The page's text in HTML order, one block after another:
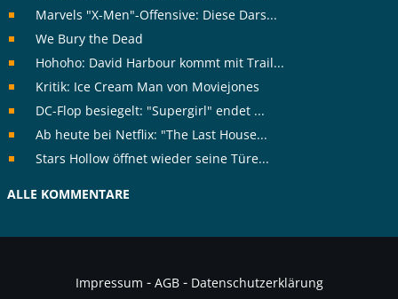
Marvels "X-Men"-Offensive: Diese Dars...
We Bury the Dead
Hohoho: David Harbour kommt mit Trail...
Kritik: Ice Cream Man von Moviejones
DC-Flop besiegelt: "Supergirl" endet ...
Ab heute bei Netflix: "The Last House...
Stars Hollow öffnet wieder seine Türe...
ALLE KOMMENTARE
Impressum - AGB- Datenschutzerklärung